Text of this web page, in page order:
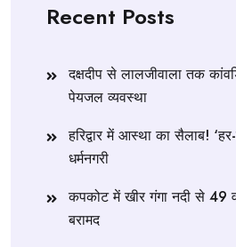
Recent Posts
दक्षदीप से लालजीवाला तक
पेयजल व्यवस्था
हरिद्वार में आस्था का सैलाब!
धर्मनगरी
कपकोट में खीर गंगा नदी से 49
बरामद